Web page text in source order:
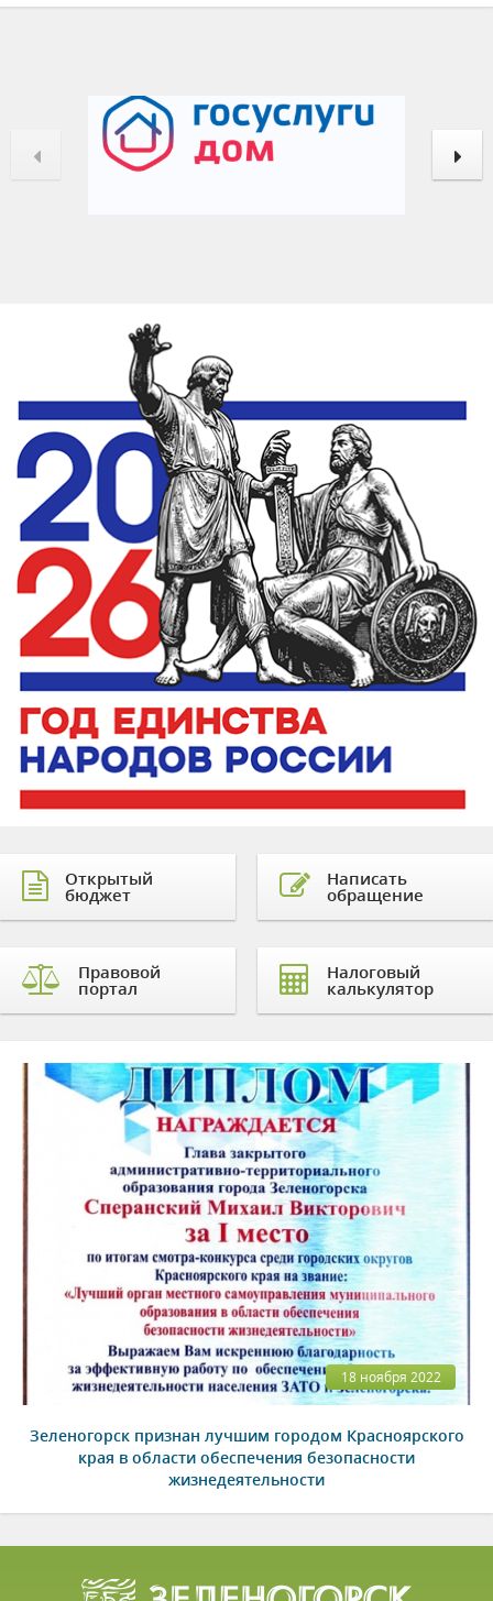
Открытый
бюджет
Правовой
портал
Написать
обращение
Налоговый
калькулятор
18 ноября 2022
Зеленогорск признан лучшим городом Красноярского
края в области обеспечения безопасности
жизнедеятельности